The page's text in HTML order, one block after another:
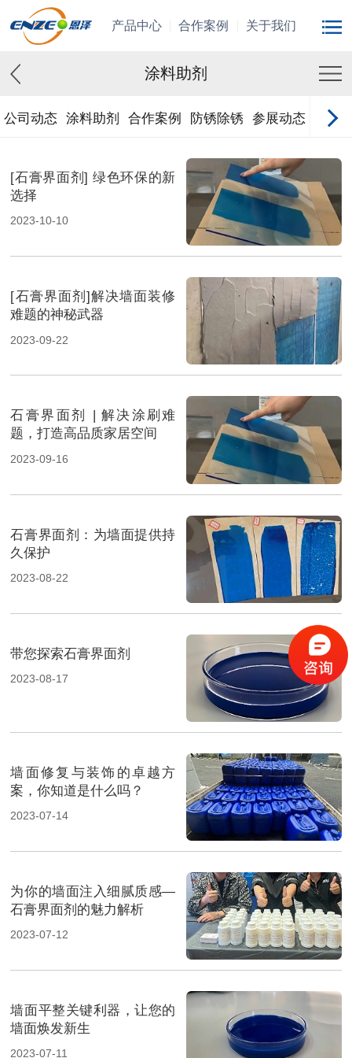
产品中心 合作案例 关于我们
涂料助剂
公司动态 涂料助剂 合作案例 防锈除锈 参展动态
[石膏界面剂] 绿色环保的新
选择
2023-10-10
[石膏界面剂]解决墙面装修
难题的神秘武器
2023-09-22
石膏界面剂 | 解决涂刷难
题，打造高品质家居空间
2023-09-16
石膏界面剂：为墙面提供持
久保护
2023-08-22
带您探索石膏界面剂
2023-08-17
墙面修复与装饰的卓越方
案，你知道是什么吗？
2023-07-14
为你的墙面注入细腻质感—
石膏界面剂的魅力解析
2023-07-12
墙面平整关键利器，让您的
墙面焕发新生
2023-07-11